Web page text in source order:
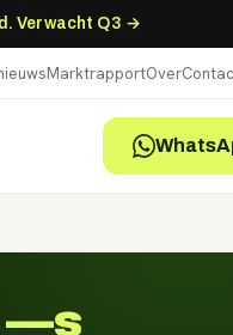
Verwacht Q3 →
MarktrapportOver
—s